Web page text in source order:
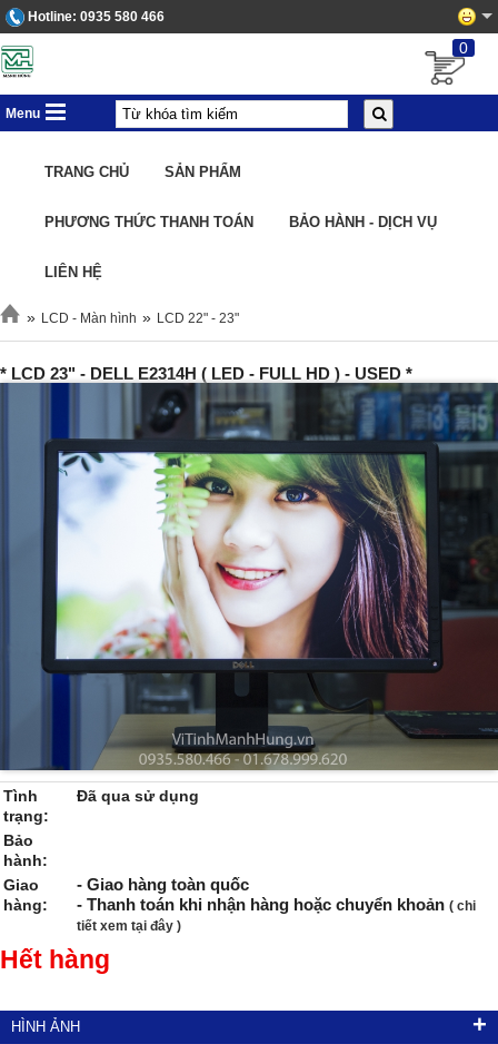
Hotline: 0935 580 466
0
Menu
TRANG CHỦ SẢN PHẨM
PHƯƠNG THỨC THANH TOÁN BẢO HÀNH - DỊCH VỤ
LIÊN HỆ
» LCD - Màn hình » LCD 22" - 23"
* LCD 23" - DELL E2314H ( LED - FULL HD ) - USED *
Tình
trạng:
Đã qua sử dụng
Bảo
hành:
Giao
hàng:
- Giao hàng toàn quốc
- Thanh toán khi nhận hàng hoặc chuyển khoản ( chi
tiết xem tại đây )
Hết hàng
HÌNH ẢNH +